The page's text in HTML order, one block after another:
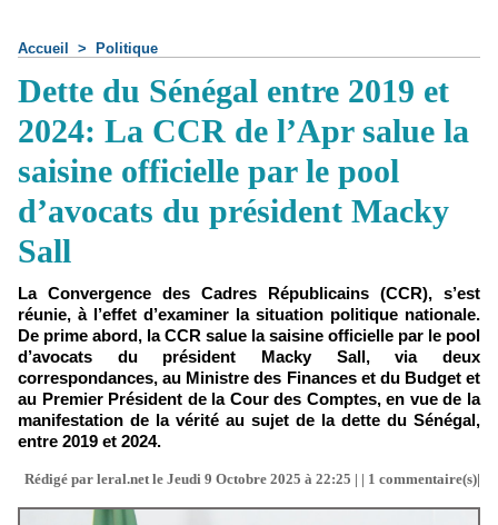
Accueil > Politique
Dette du Sénégal entre 2019 et
2024: La CCR de l’Apr salue la
saisine officielle par le pool
d’avocats du président Macky
Sall
La Convergence des Cadres Républicains (CCR), s’est
réunie, à l’effet d’examiner la situation politique nationale.
De prime abord, la CCR salue la saisine officielle par le pool
d’avocats du président Macky Sall, via deux
correspondances, au Ministre des Finances et du Budget et
au Premier Président de la Cour des Comptes, en vue de la
manifestation de la vérité au sujet de la dette du Sénégal,
entre 2019 et 2024.
Rédigé par leral.net le Jeudi 9 Octobre 2025 à 22:25 | | 1 commentaire(s)|